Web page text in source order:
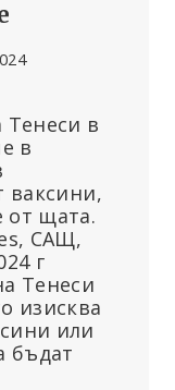
Тенеси в
в
ваксини,
от щата.
САЩ,
г
Тенеси
изисква
или
бъдат